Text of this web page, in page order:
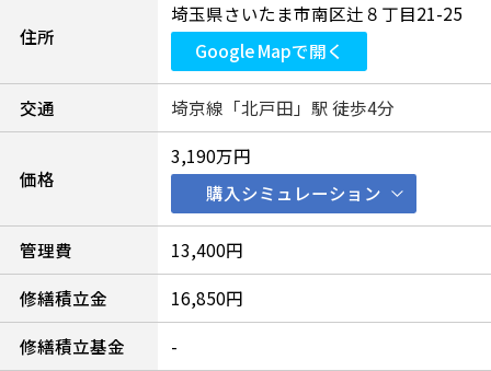
住所
埼玉県さいたま市南区辻８丁目21-25
Google Mapで開く
交通 埼京線「北戸田」駅 徒歩4分
価格
3,190万円
購入シミュレーション
管理費
13,400円
修繕積立金
16,850円
修繕積立基金
-